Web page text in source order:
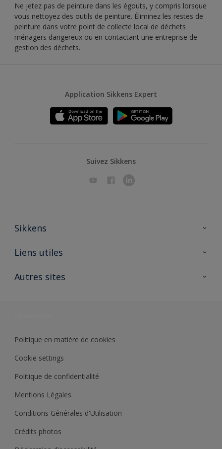
Ne jetez pas de peinture dans les égouts, y compris lorsque
vous nettoyez des outils de peinture. Éliminez les restes de
peinture dans votre point de collecte local de déchets
ménagers dangereux ou en contactant une entreprise de
gestion des déchets.
Application Sikkens Expert
Suivez Sikkens
Sikkens
A propos de Sikkens
Liens utiles
Ouvrir un magasin PASS
Autres sites
Politique en matière de cookies
Cookie settings
Politique de confidentialité
Mentions Légales
Conditions Générales d'Utilisation
Crédits photos